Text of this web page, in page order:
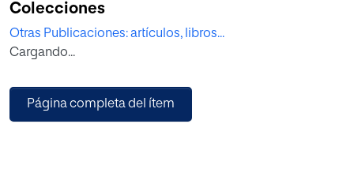
índole política legislativa.
Colecciones
Otras Publicaciones: artículos, libros...
Cargando...
Página completa del ítem